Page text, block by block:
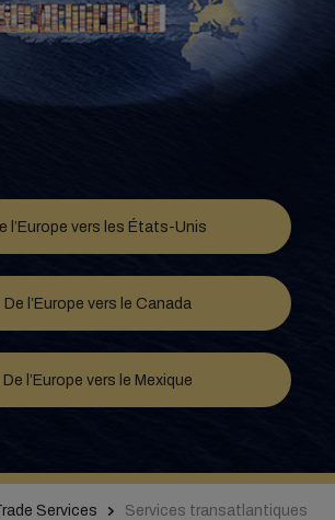
l’Europe vers les États-Unis
De l’Europe vers le Canada
De l’Europe vers le Mexique
Services Services transatlantiques